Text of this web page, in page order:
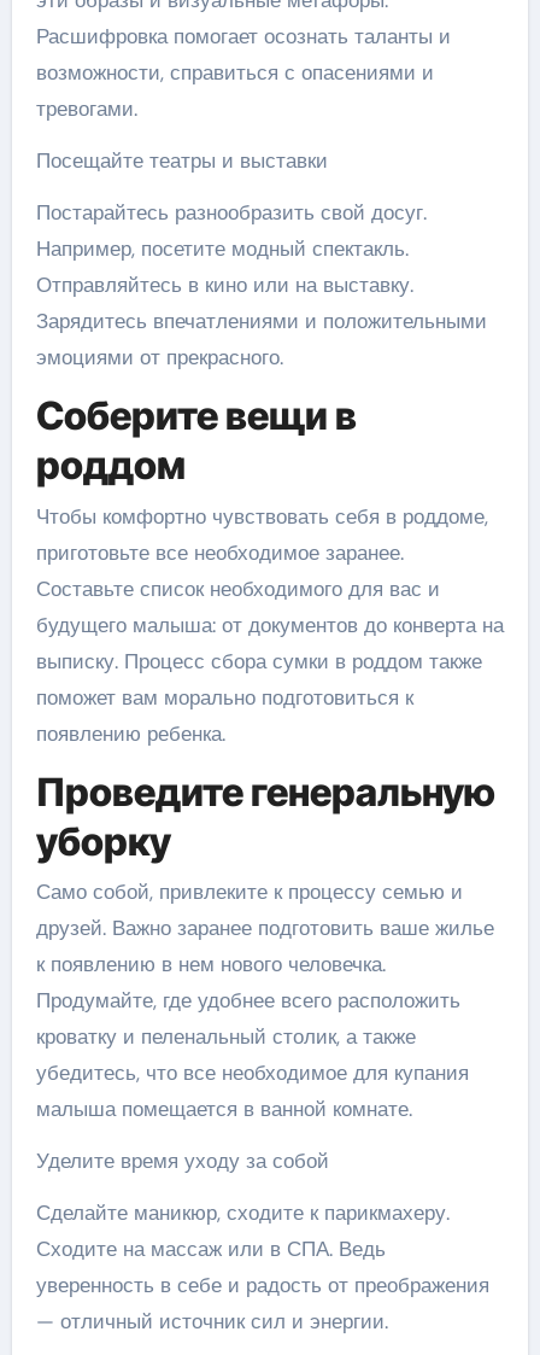
Расшифровка помогает осознать таланты и
возможности, справиться с опасениями и
тревогами.
Посещайте театры и выставки
Постарайтесь разнообразить свой досуг.
Например, посетите модный спектакль.
Отправляйтесь в кино или на выставку.
Зарядитесь впечатлениями и положительными
эмоциями от прекрасного.
Соберите вещи в
роддом
Чтобы комфортно чувствовать себя в роддоме,
приготовьте все необходимое заранее.
Составьте список необходимого для вас и
будущего малыша: от документов до конверта на
выписку. Процесс сбора сумки в роддом также
поможет вам морально подготовиться к
появлению ребенка.
Проведите генеральную
уборку
Само собой, привлеките к процессу семью и
друзей. Важно заранее подготовить ваше жилье
к появлению в нем нового человечка.
Продумайте, где удобнее всего расположить
кроватку и пеленальный столик, а также
убедитесь, что все необходимое для купания
малыша помещается в ванной комнате.
Уделите время уходу за собой
Сделайте маникюр, сходите к парикмахеру.
Сходите на массаж или в СПА. Ведь
уверенность в себе и радость от преображения
— отличный источник сил и энергии.